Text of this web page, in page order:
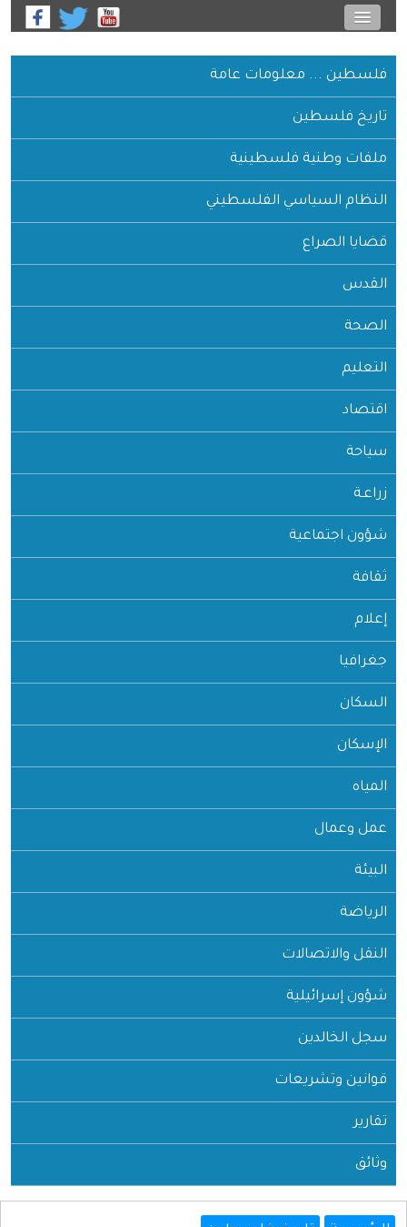
فلسطين ... معلومات عامة
تاريخ فلسطين
ملفات وطنية فلسطينية
النظام السياسي الفلسطيني
قضايا الصراع
القدس
الصحة
التعليم
اقتصاد
سياحة
زراعـة
شؤون اجتماعية
ثقافة
إعلام
جغرافيا
السكان
الإسكان
المياه
عمل وعمال
البيئة
الرياضة
النقل والاتصالات
شؤون إسرائيلية
سجل الخالدين
قوانين وتشريعات
تقارير
وثائق